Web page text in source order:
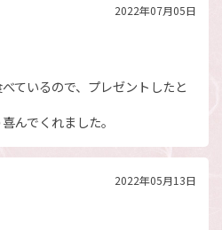
2022年07月05日
ているので、プレゼントしたと
んでくれました。
2022年05月13日